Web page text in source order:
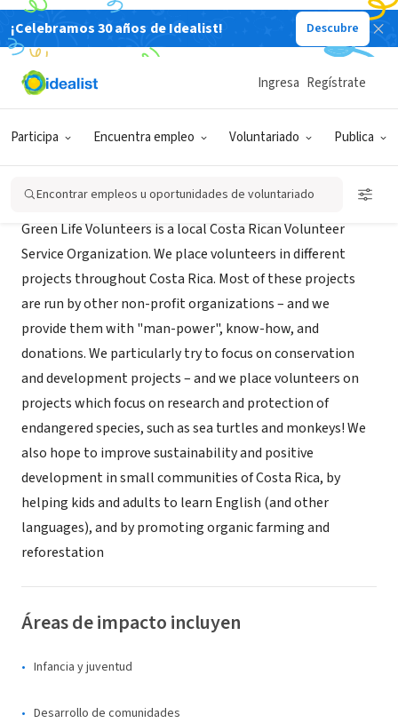
¡Celebramos 30 años de Idealist! Descubre
Participa Encuentra empleo Voluntariado Publica
Ingresa Regístrate
Encontrar empleos u oportunidades de voluntariado
ORGANIZACIÓN SIN FIN DE LUCRO
Green Life Volunteers
Green Life Volunteers is a local Costa Rican Volunteer
Service Organization. We place volunteers in different
projects throughout Costa Rica. Most of these projects
are run by other non-profit organizations – and we
provide them with "man-power", know-how, and
donations. We particularly try to focus on conservation
and development projects – and we place volunteers on
projects which focus on research and protection of
endangered species, such as sea turtles and monkeys! We
also hope to improve sustainability and positive
development in small communities of Costa Rica, by
helping kids and adults to learn English (and other
languages), and by promoting organic farming and
reforestation
Áreas de impacto incluyen
Infancia y juventud
Desarrollo de comunidades